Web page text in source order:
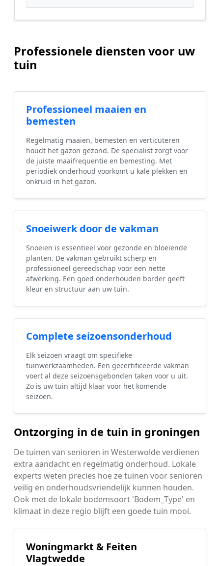
Professionele diensten voor uw
tuin
Professioneel maaien en
bemesten
Regelmatig maaien, bemesten en verticuteren
houdt het gazon gezond. De specialist zorgt voor
de juiste maaifrequentie en bemesting. Met
periodiek onderhoud voorkomt u kale plekken en
onkruid in het gazon.
Snoeiwerk door de vakman
Snoeien is essentieel voor gezonde en bloeiende
planten. De vakman gebruikt scherp en
professioneel gereedschap voor een nette
afwerking. Een goed onderhouden border geeft
kleur en structuur aan uw tuin.
Complete seizoensonderhoud
Elk seizoen vraagt om specifieke
tuinwerkzaamheden. Een gecertificeerde vakman
voert al deze seizoensgebonden taken voor u uit.
Zo is uw tuin altijd klaar voor het komende
seizoen.
Ontzorging in de tuin in groningen
De tuinen van senioren in Westerwolde verdienen
extra aandacht en regelmatig onderhoud. Lokale
experts weten precies hoe ze tuinen voor senioren
veilig en onderhoudsvriendelijk kunnen houden.
Ook met de lokale bodemsoort 'Bodem_Type' en
klimaat in deze regio blijft een goede tuin mooi.
Woningmarkt & Feiten
Vlagtwedde